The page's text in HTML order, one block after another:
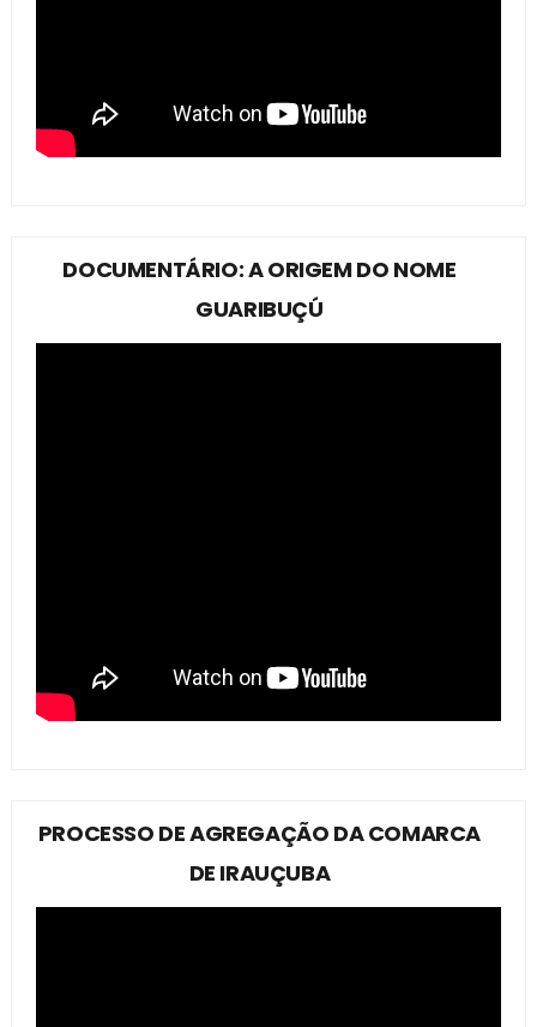
DOCUMENTÁRIO: A ORIGEM DO NOME
GUARIBUÇÚ
PROCESSO DE AGREGAÇÃO DA COMARCA
DE IRAUÇUBA